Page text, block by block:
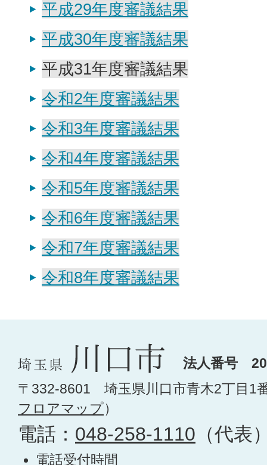
平成29年度審議結果
平成30年度審議結果
平成31年度審議結果
令和2年度審議結果
令和3年度審議結果
令和4年度審議結果
令和5年度審議結果
令和6年度審議結果
令和7年度審議結果
令和8年度審議結果
法人番号
〒332-8601 埼玉県川口市青木2丁目1
フロアマップ）
電話： 048-258-1110 （代表
電話受付時間